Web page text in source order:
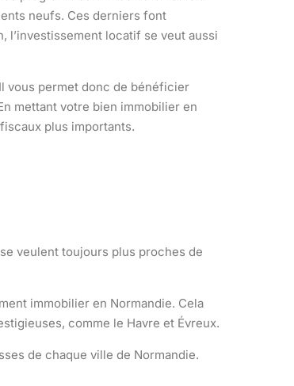
neufs. Ces derniers font
l’investissement locatif se veut aussi
vous permet donc de bénéficier
mettant votre bien immobilier en
plus importants.
veulent toujours plus proches de
immobilier en Normandie. Cela
comme le Havre et Évreux.
de chaque ville de Normandie.